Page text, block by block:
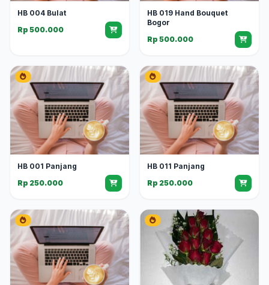
HB 004 Bulat
Rp 500.000
HB 019 Hand Bouquet
Bogor
Rp 500.000
HB 001 Panjang
Rp 250.000
HB 011 Panjang
Rp 250.000